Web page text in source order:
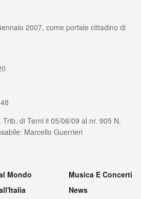
2007, come portale cittadino di
di Terni il 05/06/09 al nr. 905 N.
Marcello Guerrieri
Mondo
Musica E Concerti
News